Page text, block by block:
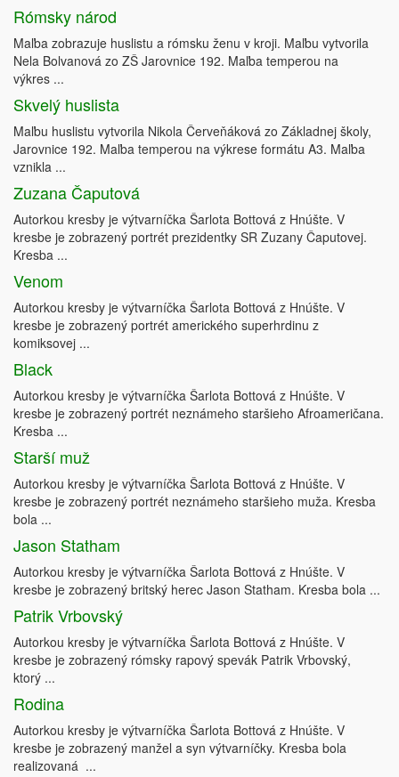
Rómsky národ
Maľba zobrazuje huslistu a rómsku ženu v kroji. Maľbu vytvorila
Nela Bolvanová zo ZŠ Jarovnice 192. Maľba temperou na
výkres ...
Skvelý huslista
Maľbu huslistu vytvorila Nikola Červeňáková zo Základnej školy,
Jarovnice 192. Maľba temperou na výkrese formátu A3. Maľba
vznikla ...
Zuzana Čaputová
Autorkou kresby je výtvarníčka Šarlota Bottová z Hnúšte. V
kresbe je zobrazený portrét prezidentky SR Zuzany Čaputovej.
Kresba ...
Venom
Autorkou kresby je výtvarníčka Šarlota Bottová z Hnúšte. V
kresbe je zobrazený portrét amerického superhrdinu z
komiksovej ...
Black
Autorkou kresby je výtvarníčka Šarlota Bottová z Hnúšte. V
kresbe je zobrazený portrét neznámeho staršieho Afroameričana.
Kresba ...
Starší muž
Autorkou kresby je výtvarníčka Šarlota Bottová z Hnúšte. V
kresbe je zobrazený portrét neznámeho staršieho muža. Kresba
bola ...
Jason Statham
Autorkou kresby je výtvarníčka Šarlota Bottová z Hnúšte. V
kresbe je zobrazený britský herec Jason Statham. Kresba bola ...
Patrik Vrbovský
Autorkou kresby je výtvarníčka Šarlota Bottová z Hnúšte. V
kresbe je zobrazený rómsky rapový spevák Patrik Vrbovský,
ktorý ...
Rodina
Autorkou kresby je výtvarníčka Šarlota Bottová z Hnúšte. V
kresbe je zobrazený manžel a syn výtvarníčky. Kresba bola
realizovaná ...